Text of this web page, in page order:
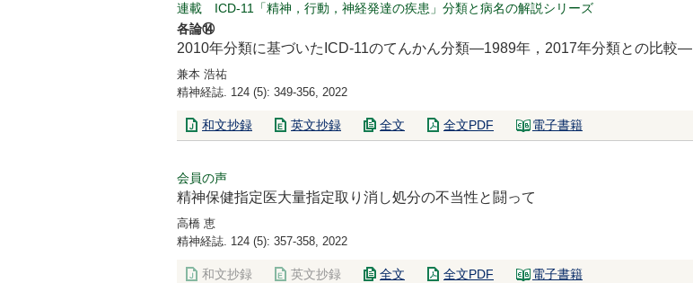
連載 ICD-11「精神，行動，神経発達の疾患」分類と病名の解説シリーズ
各論⑭
2010年分類に基づいたICD-11のてんかん分類―1989年，2017年分類との比較―
兼本 浩祐
精神経誌. 124 (5): 349-356, 2022
和文抄録 英文抄録 全文 全文PDF 電子書籍
会員の声
精神保健指定医大量指定取り消し処分の不当性と闘って
高橋 恵
精神経誌. 124 (5): 357-358, 2022
和文抄録 英文抄録 全文 全文PDF 電子書籍